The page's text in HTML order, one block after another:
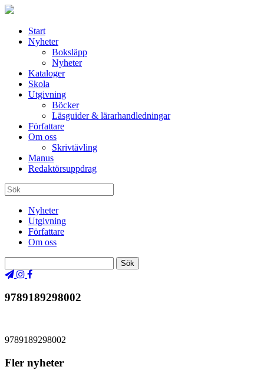
Start
Nyheter
Boksläpp
Nyheter
Kataloger
Skola
Utgivning
Böcker
Läsguider & lärarhandledningar
Författare
Om oss
Skrivtävling
Manus
Redaktörsuppdrag
Nyheter
Utgivning
Författare
Om oss
9789189298002
9789189298002
Fler nyheter